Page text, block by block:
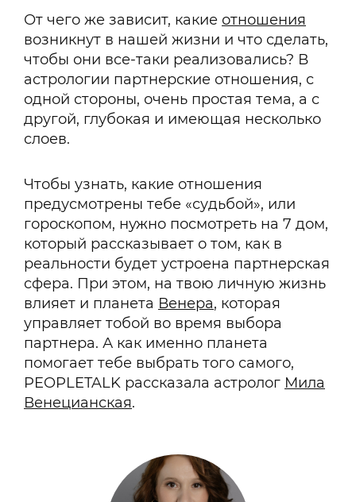
От чего же зависит, какие отношения
возникнут в нашей жизни и что сделать,
чтобы они все-таки реализовались? В
астрологии партнерские отношения, с
одной стороны, очень простая тема, а с
другой, глубокая и имеющая несколько
слоев.
Чтобы узнать, какие отношения
предусмотрены тебе «судьбой», или
гороскопом, нужно посмотреть на 7 дом,
который рассказывает о том, как в
реальности будет устроена партнерская
сфера. При этом, на твою личную жизнь
влияет и планета Венера, которая
управляет тобой во время выбора
партнера. А как именно планета
помогает тебе выбрать того самого,
PEOPLETALK рассказала астролог Мила
Венецианская.